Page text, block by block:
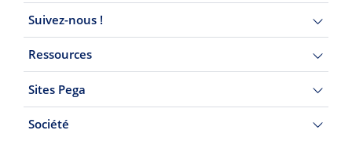
Suivez-nous !
Ressources
Sites Pega
Société